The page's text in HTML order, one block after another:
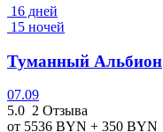
16 дней
15 ночей
Туманный Альбион
07.09
5.0 2 Отзыва
от 5536 BYN + 350 BYN